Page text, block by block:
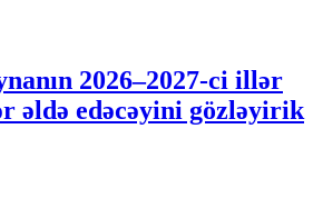
2026–2027-ci illər
əldə edəcəyini gözləyirik